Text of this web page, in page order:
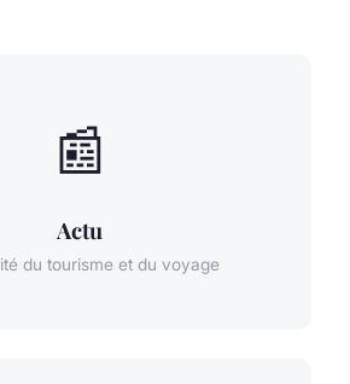
📰
Actu
du tourisme et du voyage